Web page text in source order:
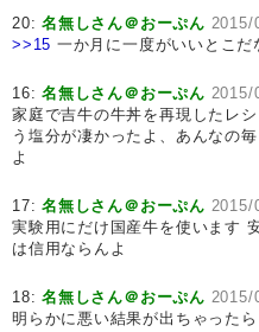
20:名無しさん＠おーぷん 2015/
>>15 一か月に一度がいいとこだ
16:名無しさん＠おーぷん 2015/
家庭で吉牛の牛丼を再現したレ
う塩分が凄かったよ、あんなの
よ
17:名無しさん＠おーぷん 2015/
実験用にだけ国産牛を使います
は信用ならんよ
18:名無しさん＠おーぷん 2015/
明らかに悪い結果が出ちゃった